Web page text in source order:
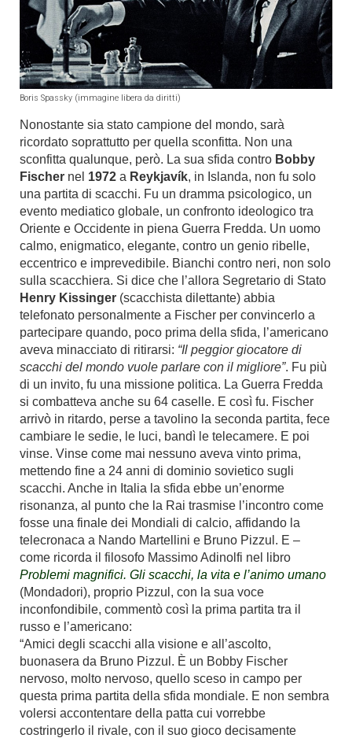
Boris Spassky (immagine libera da diritti)
Nonostante sia stato campione del mondo, sarà
ricordato soprattutto per quella sconfitta. Non una
sconfitta qualunque, però. La sua sfida contro Bobby
Fischer nel 1972 a Reykjavík, in Islanda, non fu solo
una partita di scacchi. Fu un dramma psicologico, un
evento mediatico globale, un confronto ideologico tra
Oriente e Occidente in piena Guerra Fredda. Un uomo
calmo, enigmatico, elegante, contro un genio ribelle,
eccentrico e imprevedibile. Bianchi contro neri, non solo
sulla scacchiera. Si dice che l’allora Segretario di Stato
Henry Kissinger (scacchista dilettante) abbia
telefonato personalmente a Fischer per convincerlo a
partecipare quando, poco prima della sfida, l’americano
aveva minacciato di ritirarsi: “Il peggior giocatore di
scacchi del mondo vuole parlare con il migliore”. Fu più
di un invito, fu una missione politica. La Guerra Fredda
si combatteva anche su 64 caselle. E così fu. Fischer
arrivò in ritardo, perse a tavolino la seconda partita, fece
cambiare le sedie, le luci, bandì le telecamere. E poi
vinse. Vinse come mai nessuno aveva vinto prima,
mettendo fine a 24 anni di dominio sovietico sugli
scacchi. Anche in Italia la sfida ebbe un’enorme
risonanza, al punto che la Rai trasmise l’incontro come
fosse una finale dei Mondiali di calcio, affidando la
telecronaca a Nando Martellini e Bruno Pizzul. E –
come ricorda il filosofo Massimo Adinolfi nel libro
Problemi magnifici. Gli scacchi, la vita e l’animo umano
(Mondadori), proprio Pizzul, con la sua voce
inconfondibile, commentò così la prima partita tra il
russo e l’americano:
“Amici degli scacchi alla visione e all’ascolto,
buonasera da Bruno Pizzul. È un Bobby Fischer
nervoso, molto nervoso, quello sceso in campo per
questa prima partita della sfida mondiale. E non sembra
volersi accontentare della patta cui vorrebbe
costringerlo il rivale, con il suo gioco decisamente